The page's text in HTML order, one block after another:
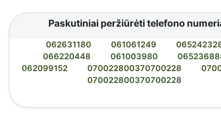
Paskutiniai peržiūrėti telefono
062631180 061061249
066220448
061003980
062099152
070022800370700228
070022800370700228